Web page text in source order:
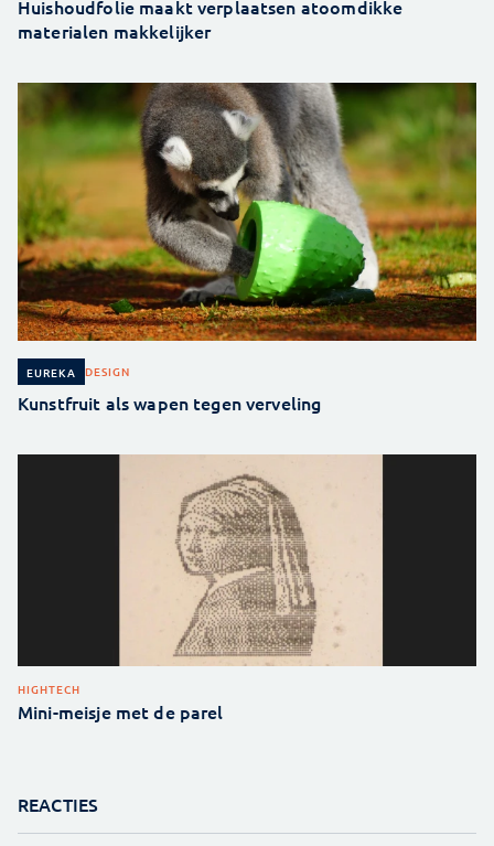
Huishoudfolie maakt verplaatsen atoomdikke
materialen makkelijker
EUREKA DESIGN
Kunstfruit als wapen tegen verveling
HIGHTECH
Mini-meisje met de parel
REACTIES